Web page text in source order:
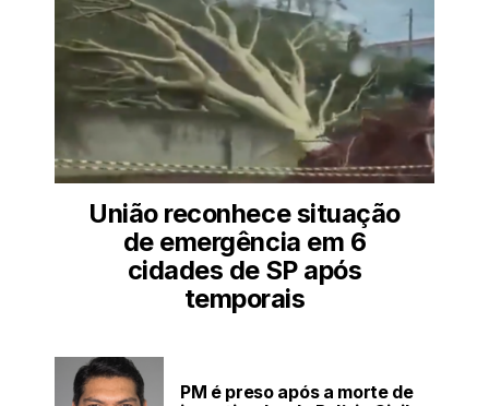
União reconhece situação
de emergência em 6
cidades de SP após
temporais
PM é preso após a morte de